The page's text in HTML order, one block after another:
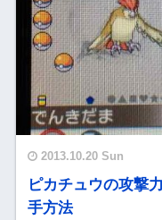
2013.10.20 Sun
ピカチュウの攻撃
手方法